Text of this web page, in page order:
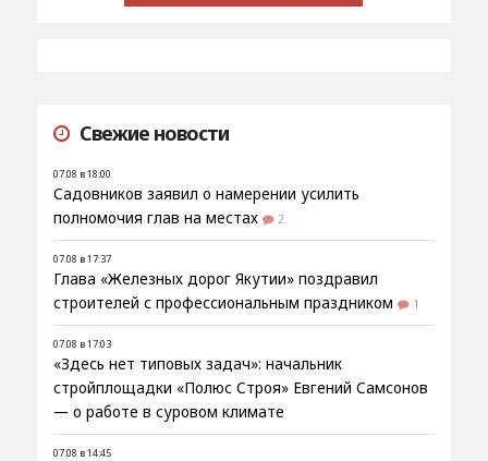
Свежие новости
07.08 в 18:00
Садовников заявил о намерении усилить
полномочия глав на местах
2
07.08 в 17:37
Глава «Железных дорог Якутии» поздравил
строителей с профессиональным праздником
1
07.08 в 17:03
«Здесь нет типовых задач»: начальник
стройплощадки «Полюс Строя» Евгений Самсонов
— о работе в суровом климате
07.08 в 14:45